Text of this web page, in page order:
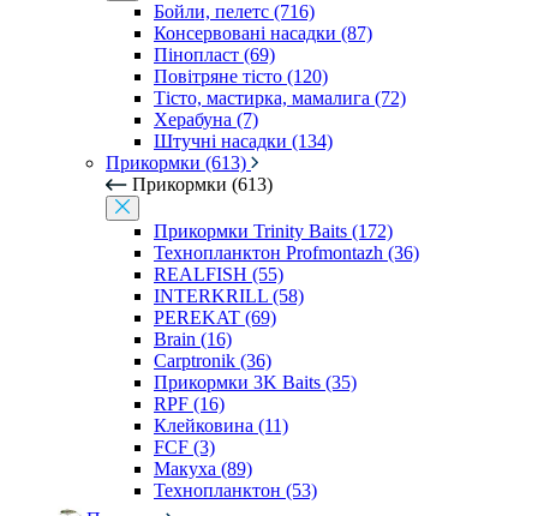
Бойли, пелетс (716)
Консервовані насадки (87)
Пінопласт (69)
Повітряне тісто (120)
Тісто, мастирка, мамалига (72)
Херабуна (7)
Штучні насадки (134)
Прикормки (613)
Прикормки (613)
Прикормки Trinity Baits (172)
Технопланктон Profmontazh (36)
REALFISH (55)
INTERKRILL (58)
PEREKAT (69)
Brain (16)
Carptronik (36)
Прикормки 3K Baits (35)
RPF (16)
Клейковина (11)
FCF (3)
Макуха (89)
Технопланктон (53)